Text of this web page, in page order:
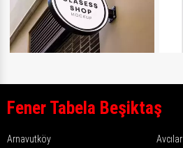
Fener Tabela Beşiktaş
Arnavutköy
Avcılar